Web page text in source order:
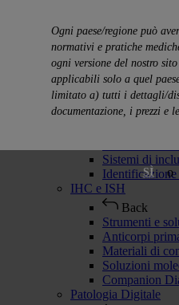
Ogni paese/regione può
normativi e pratiche
ogni versione del nostro
applicabili solo a quel
limitato a) tutti i dettagli/
documentazione, i prezzi e
SÌ o
Back
Soluzioni di istologia
Processatori di
Coloratori e
Microtomi
Sistemi di
IHC e ISH
Back
Strumenti e
Anticorpi
Materiali di
Soluzioni
Companion
Patologia Digitale